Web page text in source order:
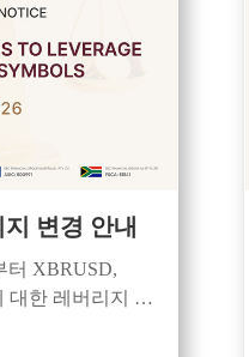
변경 안내
터 XBRUSD,
대한 레버리지 규
제어 및 강화된